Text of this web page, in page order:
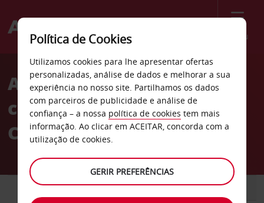
Menu
Welcome
AvisAluguer de
carros Aeroporto de
Chambéry Aix
CARRO COMERCIAIS
Política de Cookies
Utilizamos cookies para lhe apresentar ofertas
personalizadas, análise de dados e melhorar a sua
experiência no nosso site. Partilhamos os dados
com parceiros de publicidade e análise de
confiança – a nossa política de cookies tem mais
informação. Ao clicar em ACEITAR, concorda com a
utilização de cookies.
GERIR PREFERÊNCIAS